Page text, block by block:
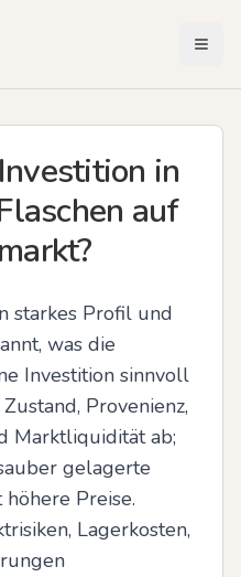
in
auf
starkes Profil und
was die
Investition sinnvoll
Provenienz,
Marktliquidität ab;
gelagerte
Preise.
Lagerkosten,